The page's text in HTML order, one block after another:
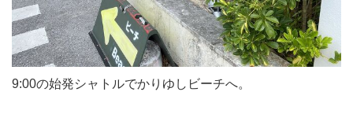
9:00の始発シャトルでかりゆしビーチへ。